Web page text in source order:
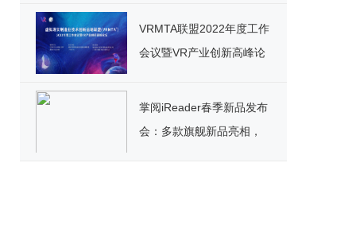
VRMTA联盟2022年度工作
会议暨VR产业创新高峰论
掌阅iReader春季新品发布
会：多款旗舰新品亮相，